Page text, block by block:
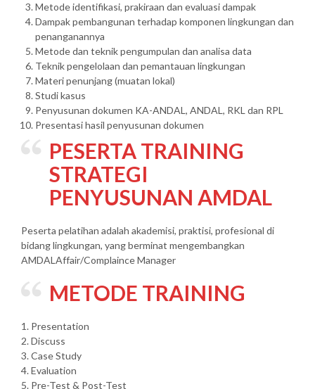
Metode identifikasi, prakiraan dan evaluasi dampak
Dampak pembangunan terhadap komponen lingkungan dan
penanganannya
Metode dan teknik pengumpulan dan analisa data
Teknik pengelolaan dan pemantauan lingkungan
Materi penunjang (muatan lokal)
Studi kasus
Penyusunan dokumen KA-ANDAL, ANDAL, RKL dan RPL
Presentasi hasil penyusunan dokumen
PESERTATRAINING
STRATEGI
PENYUSUNAN AMDAL
Peserta pelatihan adalah akademisi, praktisi, profesional di
bidang lingkungan, yang berminat mengembangkan
AMDALAffair/Complaince Manager
METODE TRAINING
1. Presentation
2. Discuss
3. Case Study
4. Evaluation
5. Pre-Test & Post-Test